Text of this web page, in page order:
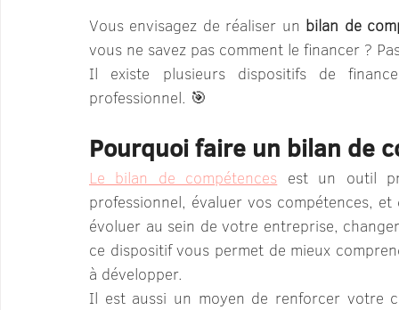
Vous envisagez de réaliser un bilan de
vous ne savez pas comment le financer ?
Il existe plusieurs dispositifs de
professionnel. 🎯
Pourquoi faire un bilan de
Le bilan de compétences est un outil
professionnel, évaluer vos compétences,
évoluer au sein de votre entreprise,
ce dispositif vous permet de mieux
à développer.
Il est aussi un moyen de renforcer votre